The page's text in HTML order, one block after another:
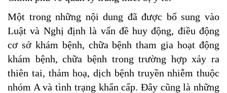
Một trong những nội dung đã được bổ sung vào
Luật và Nghị định là vấn đề huy động, điều động
cơ sở khám bệnh, chữa bệnh tham gia hoạt động
khám bệnh, chữa bệnh trong trường hợp xảy ra
thiên tai, thảm hoạ, dịch bệnh truyền nhiễm thuộc
nhóm A và tình trạng khẩn cấp. Đây cũng là những